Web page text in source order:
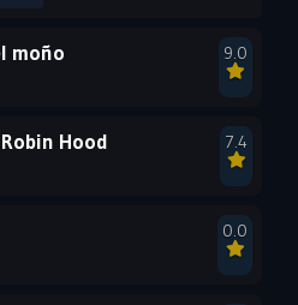
1998
moño 9.0
Hood 7.4
0.0